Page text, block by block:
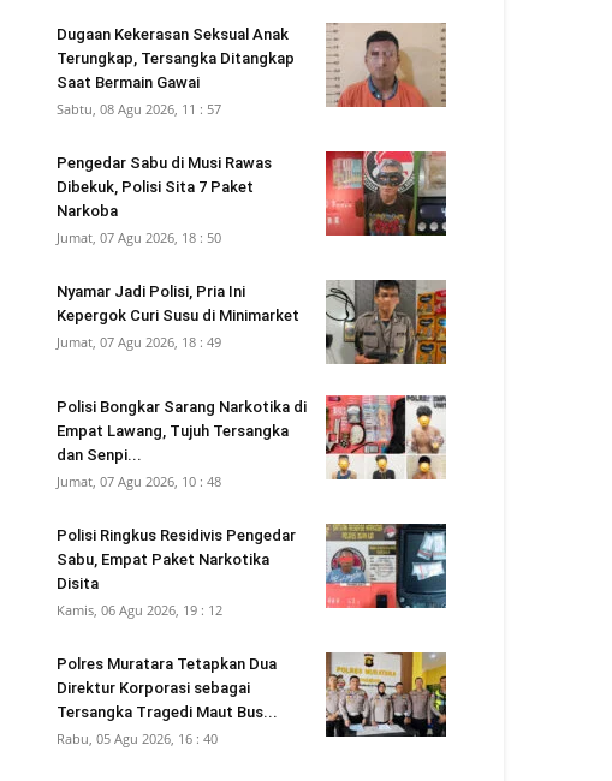
Dugaan Kekerasan Seksual Anak
Terungkap, Tersangka Ditangkap
Saat Bermain Gawai
Sabtu, 08 Agu 2026, 11 : 57
Pengedar Sabu di Musi Rawas
Dibekuk, Polisi Sita 7 Paket
Narkoba
Jumat, 07 Agu 2026, 18 : 50
Nyamar Jadi Polisi, Pria Ini
Kepergok Curi Susu di Minimarket
Jumat, 07 Agu 2026, 18 : 49
Polisi Bongkar Sarang Narkotika di
Empat Lawang, Tujuh Tersangka
dan Senpi...
Jumat, 07 Agu 2026, 10 : 48
Polisi Ringkus Residivis Pengedar
Sabu, Empat Paket Narkotika
Disita
Kamis, 06 Agu 2026, 19 : 12
Polres Muratara Tetapkan Dua
Direktur Korporasi sebagai
Tersangka Tragedi Maut Bus...
Rabu, 05 Agu 2026, 16 : 40